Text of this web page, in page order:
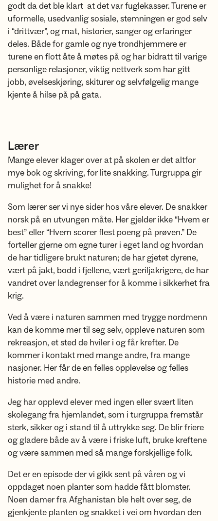
godt da det ble klart at det var fuglekasser. Turene er
uformelle, usedvanlig sosiale, stemningen er god selv
i “drittvær”, og mat, historier, sanger og erfaringer
deles. Både for gamle og nye trondhjemmere er
turene en flott åte å møtes på og har bidratt til varige
personlige relasjoner, viktig nettverk som har gitt
jobb, øvelseskjøring, skiturer og selvfølgelig mange
kjente å hilse på på gata.
Lærer
Mange elever klager over at på skolen er det altfor
mye bok og skriving, for lite snakking. Turgruppa gir
mulighet for å snakke!
Som lærer ser vi nye sider hos våre elever. De snakker
norsk på en utvungen måte. Her gjelder ikke “Hvem er
best” eller “Hvem scorer flest poeng på prøven.” De
forteller gjerne om egne turer i eget land og hvordan
de har tidligere brukt naturen; de har gjetet dyrene,
vært på jakt, bodd i fjellene, vært geriljakrigere, de har
vandret over landegrenser for å komme i sikkerhet fra
krig.
Ved å være i naturen sammen med trygge nordmenn
kan de komme mer til seg selv, oppleve naturen som
rekreasjon, et sted de hviler i og får krefter. De
kommer i kontakt med mange andre, fra mange
nasjoner. Her får de en felles opplevelse og felles
historie med andre.
Jeg har opplevd elever med ingen eller svært liten
skolegang fra hjemlandet, som i turgruppa fremstår
sterk, sikker og i stand til å uttrykke seg. De blir friere
og gladere både av å være i friske luft, bruke kreftene
og være sammen med så mange forskjellige folk.
Det er en episode der vi gikk sent på våren og vi
oppdaget noen planter som hadde fått blomster.
Noen damer fra Afghanistan ble helt over seg, de
gjenkjente planten og snakket i vei om hvordan den